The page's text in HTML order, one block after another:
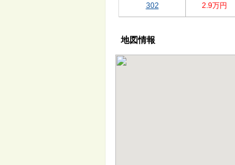
302 2.9万円
地図情報